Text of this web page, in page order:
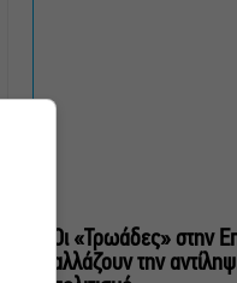
Οι «Τρωάδες» στην
αλλάζουν την